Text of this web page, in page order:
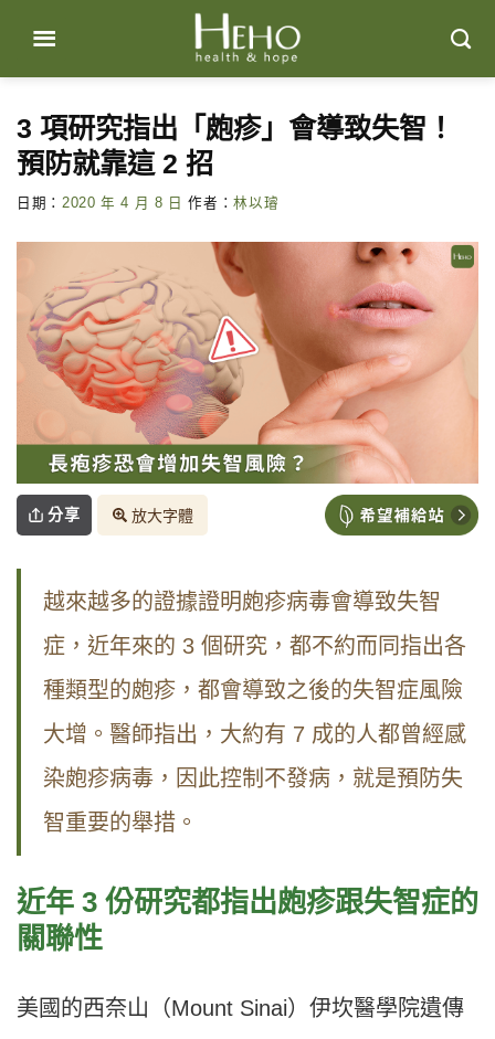
content
3 項研究指出「皰疹」會導致失智！
預防就靠這 2 招
日期： 2020 年 4 月 8 日 作者：林以璿
分享 放大字體
越來越多的證據證明皰疹病毒會導致失智
症，近年來的 3 個研究，都不約而同指出各
種類型的皰疹，都會導致之後的失智症風險
大增。醫師指出，大約有 7 成的人都曾經感
染皰疹病毒，因此控制不發病，就是預防失
智重要的舉措。
近年 3 份研究都指出皰疹跟失智症的
關聯性
美國的西奈山（Mount Sinai）伊坎醫學院遺傳